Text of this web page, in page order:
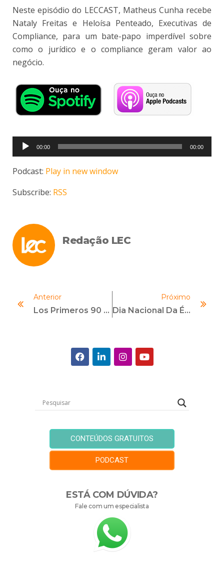
Neste episódio do LECCAST, Matheus Cunha recebe
Nataly Freitas e Heloísa Penteado, Executivas de
Compliance, para um bate-papo imperdível sobre
como o jurídico e o compliance geram valor ao
negócio.
Tocador
de
áudio
00:00 00:00
Podcast: Play in new window
Subscribe: RSS
Redação LEC
Anterior
Los Primeros 90 Días: Lo Que Los Responsables De Cumplimiento Hacen Mal Y Cómo Impacta Al Programa
Próximo
Dia Nacional Da Ética: Uma Reflexão Necessária Para Fortalecer Relações De Confiança
CONTEÚDOS GRATUITOS
PODCAST
ESTÁ COM DÚVIDA?
Fale com um especialista